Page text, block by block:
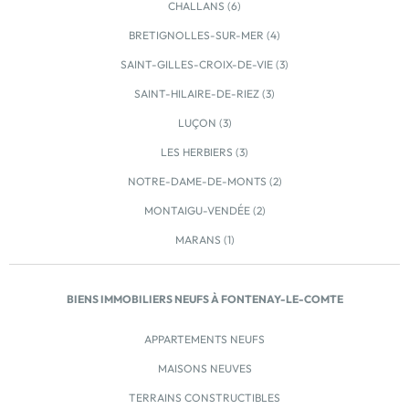
CHALLANS (6)
BRETIGNOLLES-SUR-MER (4)
SAINT-GILLES-CROIX-DE-VIE (3)
SAINT-HILAIRE-DE-RIEZ (3)
LUÇON (3)
LES HERBIERS (3)
NOTRE-DAME-DE-MONTS (2)
MONTAIGU-VENDÉE (2)
MARANS (1)
BIENS IMMOBILIERS NEUFS À FONTENAY-LE-COMTE
APPARTEMENTS NEUFS
MAISONS NEUVES
TERRAINS CONSTRUCTIBLES